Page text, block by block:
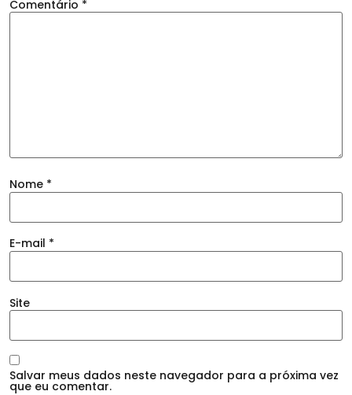
Comentário *
Nome *
E-mail *
Site
Salvar meus dados neste navegador para a próxima vez
que eu comentar.